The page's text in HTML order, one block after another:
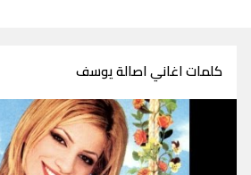
كلمات اغاني اصالة يوسف